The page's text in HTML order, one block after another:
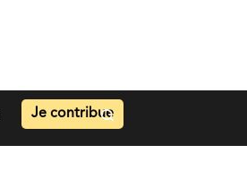
Je contribue